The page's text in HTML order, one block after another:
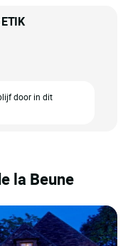
door in dit
la Beune